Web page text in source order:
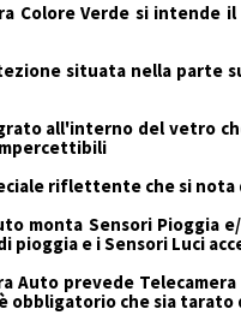
Colore Verde si
situata nella
all'interno del vetro
riflettente che si
monta Sensori
pioggia e i Sensori Luci
Auto prevede
obbligatorio che sia